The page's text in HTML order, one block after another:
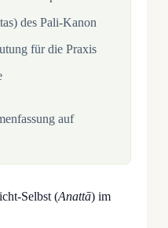
des Pali-Kanon
für die Praxis
auf
Selbst (Anattā) im